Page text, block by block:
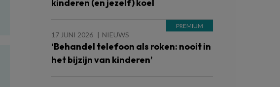
kinderen (en jezelf) koel
17 JUNI 2026 NIEUWS
‘Behandel telefoon als roken: nooit in
het bijzijn van kinderen’